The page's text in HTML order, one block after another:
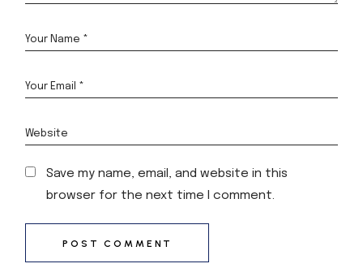
Save my name, email, and website in this
browser for the next time I comment.
POST COMMENT